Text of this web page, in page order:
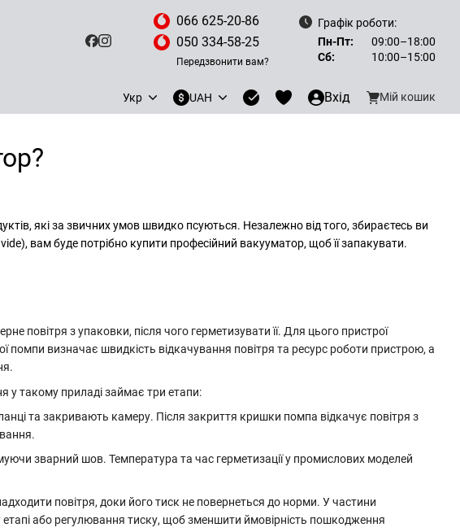
066 625-20-86
050 334-58-25
Передзвонити вам?
Графік роботи:
Пн-Пт:
09:00–18:00
Сб:
10:00–15:00
Укр UAH Вхід Мій кошик
які за звичних умов швидко псуються. Незалежно від того, збираєтесь ви
вам буде потрібно купити професійний вакууматор, щоб її запакувати.
повітря з упаковки, після чого герметизувати її. Для цього пристрої
визначає швидкість відкачування повітря та ресурс роботи пристрою, а
такому приладі займає три етапи:
та закривають камеру. Після закриття кришки помпа відкачує повітря з
.
зварний шов. Температура та час герметизаціїу промислових моделей
повітря, доки йоготиск не повернеться до норми. У частини
або регулювання тиску, щоб зменшити ймовірність пошкодження